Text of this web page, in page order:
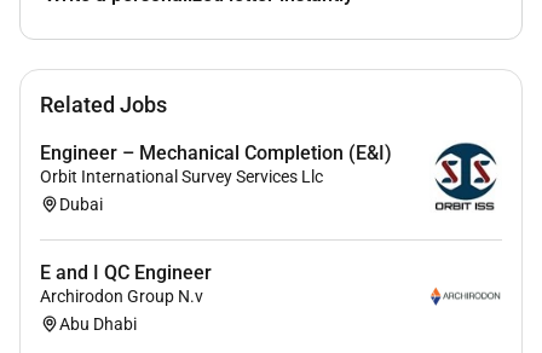
immagini testi video)
Assicurazione medica e personale
Ambiente di lavoro internazionale
Opportunità di crescita professionale
Requisito fondamentale:
Europea.
Interessato
Related Jobs
Engineer – Mechanical Completion (E&I)
Orbit International Survey Services Llc
Dubai
E and I QC Engineer
Archirodon Group N.v
Abu Dhabi